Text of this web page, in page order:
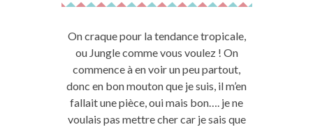
On craque pour la tendance tropicale,
ou Jungle comme vous voulez ! On
commence à en voir un peu partout,
donc en bon mouton que je suis, il m’en
fallait une pièce, oui mais bon…. je ne
voulais pas mettre cher car je sais que